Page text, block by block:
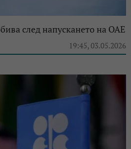
след напускането на ОАЕ
19:45, 03.05.2026